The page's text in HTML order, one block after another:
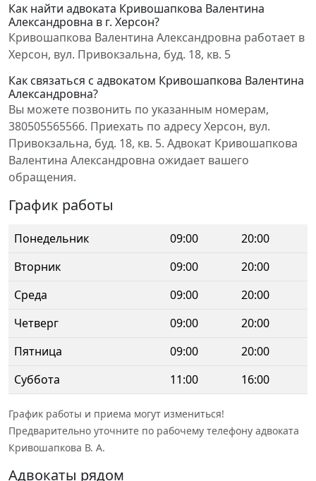
Как найти адвоката Кривошапкова Валентина
Александровна в г. Херсон?
Кривошапкова Валентина Александровна работает в
Херсон, вул. Привокзальна, буд. 18, кв. 5
Как связаться с адвокатом Кривошапкова Валентина
Александровна?
Вы можете позвонить по указанным номерам,
380505565566. Приехать по адресу Херсон, вул.
Привокзальна, буд. 18, кв. 5. Адвокат Кривошапкова
Валентина Александровна ожидает вашего
обращения.
График работы
Понедельник 09:00
20:00
Вторник
09:00
20:00
Среда
09:00
20:00
Четверг
09:00
20:00
Пятница
09:00
20:00
Суббота
11:00 16:00
График работы и приема могут измениться!
Предварительно уточните по рабочему телефону адвоката
Кривошапкова В. А.
Адвокаты рядом